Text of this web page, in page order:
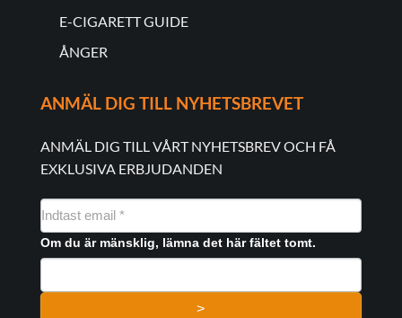
E-CIGARETT GUIDE
ÅNGER
ANMÄL DIG TILL NYHETSBREVET
ANMÄL DIG TILL VÅRT NYHETSBREV OCH FÅ
EXKLUSIVA ERBJUDANDEN
NYHEDSMAIL
FORMULAR
Om du är mänsklig, lämna det här fältet tomt.
>